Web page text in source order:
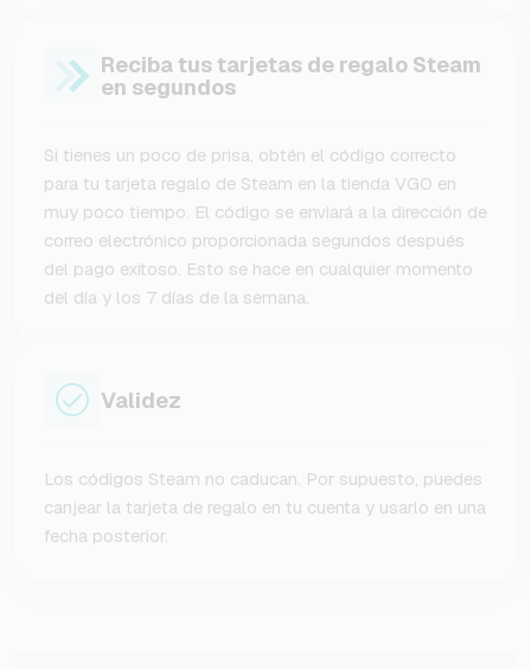
Reciba tus tarjetas de regalo Steam
en segundos
Si tienes un poco de prisa, obtén el código correcto
para tu tarjeta regalo de Steam en la tienda VGO en
muy poco tiempo. El código se enviará a la dirección de
correo electrónico proporcionada segundos después
del pago exitoso. Esto se hace en cualquier momento
del día y los 7 días de la semana.
Validez
Los códigos Steam no caducan. Por supuesto, puedes
canjear la tarjeta de regalo en tu cuenta y usarlo en una
fecha posterior.